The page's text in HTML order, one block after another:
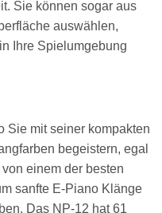
Sie können sogar aus
auswählen,
Ihre Spielumgebung
Sie mit seiner kompakten
begeistern, egal
einem der besten
sanfte E-Piano Klänge
Das NP-12 hat 61